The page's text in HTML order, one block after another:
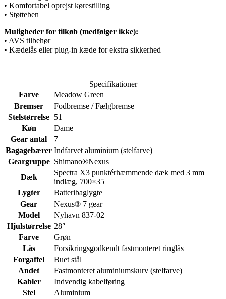
• Komfortabel oprejst kørestilling
• Støtteben
Muligheder for tilkøb (medfølger ikke):
• AVS tilbehør
• Kædelås eller plug-in kæde for ekstra sikkerhed
Specifikationer
Farve
Meadow Green
Bremser
Fodbremse / Fælgbremse
Stelstørrelse 51
Køn
Dame
Gear antal
7
Bagagebærer Indfarvet aluminium (stelfarve)
Geargruppe Shimano®Nexus
Dæk
Spectra X3 punktérhæmmende dæk med 3 mm
indlæg, 700×35
Lygter
Batteribaglygte
Gear
Nexus® 7 gear
Model
Nyhavn 837-02
Hjulstørrelse 28″
Farve
Grøn
Lås
Forsikringsgodkendt fastmonteret ringlås
Forgaffel
Buet stål
Andet
Fastmonteret aluminiumskurv (stelfarve)
Kabler
Indvendig kabelføring
Stel
Aluminium